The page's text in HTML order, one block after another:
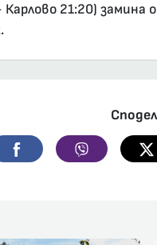
21:20) замина
Facebook Viber